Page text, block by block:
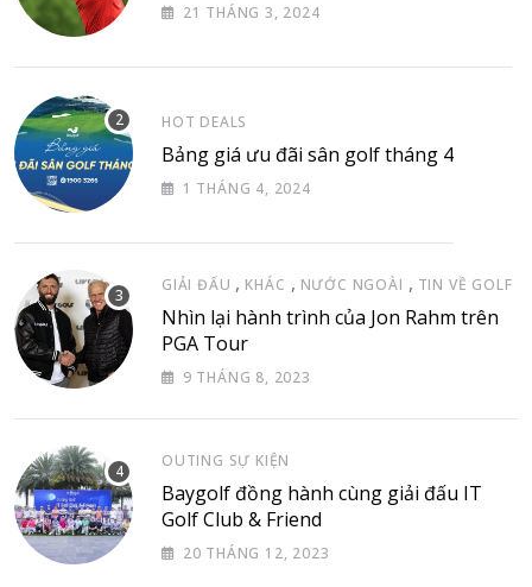
21 THÁNG 3, 2024
HOT DEALS
Bảng giá ưu đãi sân golf tháng 4
1 THÁNG 4, 2024
GIẢI ĐẤU , KHÁC , NƯỚC NGOÀI , TIN VỀ GOLF
Nhìn lại hành trình của Jon Rahm trên
PGA Tour
9 THÁNG 8, 2023
OUTING SỰ KIỆN
Baygolf đồng hành cùng giải đấu IT
Golf Club & Friend
20 THÁNG 12, 2023